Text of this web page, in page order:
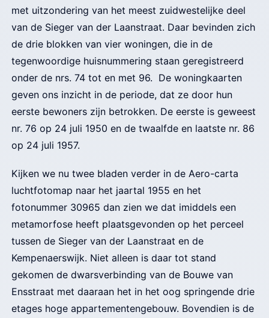
met uitzondering van het meest zuidwestelijke deel
van de Sieger van der Laanstraat. Daar bevinden zich
de drie blokken van vier woningen, die in de
tegenwoordige huisnummering staan geregistreerd
onder de nrs. 74 tot en met 96. De woningkaarten
geven ons inzicht in de periode, dat ze door hun
eerste bewoners zijn betrokken. De eerste is geweest
nr. 76 op 24 juli 1950 en de twaalfde en laatste nr. 86
op 24 juli 1957.
Kijken we nu twee bladen verder in de Aero-carta
luchtfotomap naar het jaartal 1955 en het
fotonummer 30965 dan zien we dat imiddels een
metamorfose heeft plaatsgevonden op het perceel
tussen de Sieger van der Laanstraat en de
Kempenaerswijk. Niet alleen is daar tot stand
gekomen de dwarsverbinding van de Bouwe van
Ensstraat met daaraan het in het oog springende drie
etages hoge appartementengebouw. Bovendien is de